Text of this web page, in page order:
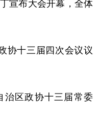
宣布大会开幕，全体
十三届四次会议议
区政协十三届常委